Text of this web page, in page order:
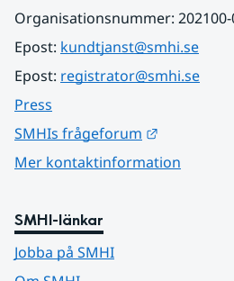
Organisationsnummer: 202100-
Epost: kundtjanst@smhi.se
Epost: registrator@smhi.se
Press
SMHIs frågeforum
Mer kontaktinformation
SMHI-länkar
Jobba på SMHI